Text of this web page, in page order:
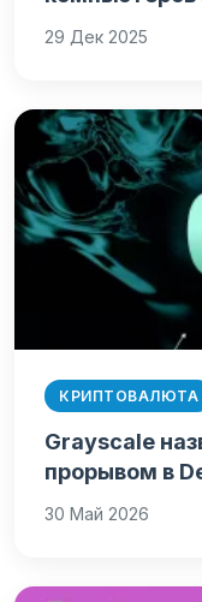
29 Дек 2025
КРИПТОВАЛЮТА
Grayscale
прорывом в
30 Май 2026